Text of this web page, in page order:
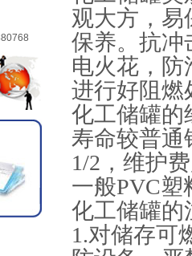
观大方，易
保养。抗冲
电火花，
进行好阻燃
化工储罐的
寿命较普通
1/2，维护
一般PVC
化工储罐的
1.对储存可